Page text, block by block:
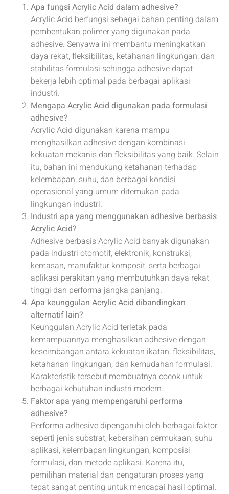
Apa fungsi Acrylic Acid dalam adhesive?
Acrylic Acid berfungsi sebagai bahan penting dalam
pembentukan polimer yang digunakan pada
adhesive. Senyawa ini membantu meningkatkan
daya rekat, fleksibilitas, ketahanan lingkungan, dan
stabilitas formulasi sehingga adhesive dapat
bekerja lebih optimal pada berbagai aplikasi
industri.
Mengapa Acrylic Acid digunakan pada formulasi
adhesive?
Acrylic Acid digunakan karena mampu
menghasilkan adhesive dengan kombinasi
kekuatan mekanis dan fleksibilitas yang baik. Selain
itu, bahan ini mendukung ketahanan terhadap
kelembapan, suhu, dan berbagai kondisi
operasional yang umum ditemukan pada
lingkungan industri.
Industri apa yang menggunakan adhesive berbasis
Acrylic Acid?
Adhesive berbasis Acrylic Acid banyak digunakan
pada industri otomotif, elektronik, konstruksi,
kemasan, manufaktur komposit, serta berbagai
aplikasi perakitan yang membutuhkan daya rekat
tinggi dan performa jangka panjang.
Apa keunggulan Acrylic Acid dibandingkan
alternatif lain?
Keunggulan Acrylic Acid terletak pada
kemampuannya menghasilkan adhesive dengan
keseimbangan antara kekuatan ikatan, fleksibilitas,
ketahanan lingkungan, dan kemudahan formulasi.
Karakteristik tersebut membuatnya cocok untuk
berbagai kebutuhan industri modern.
Faktor apa yang mempengaruhi performa
adhesive?
Performa adhesive dipengaruhi oleh berbagai faktor
seperti jenis substrat, kebersihan permukaan, suhu
aplikasi, kelembapan lingkungan, komposisi
formulasi, dan metode aplikasi. Karena itu,
pemilihan material dan pengaturan proses yang
tepat sangat penting untuk mencapai hasil optimal.